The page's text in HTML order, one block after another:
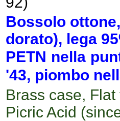
Bossolo
dorato), lega
PETN nella
'43, piombo
Brass case,
Picric Acid